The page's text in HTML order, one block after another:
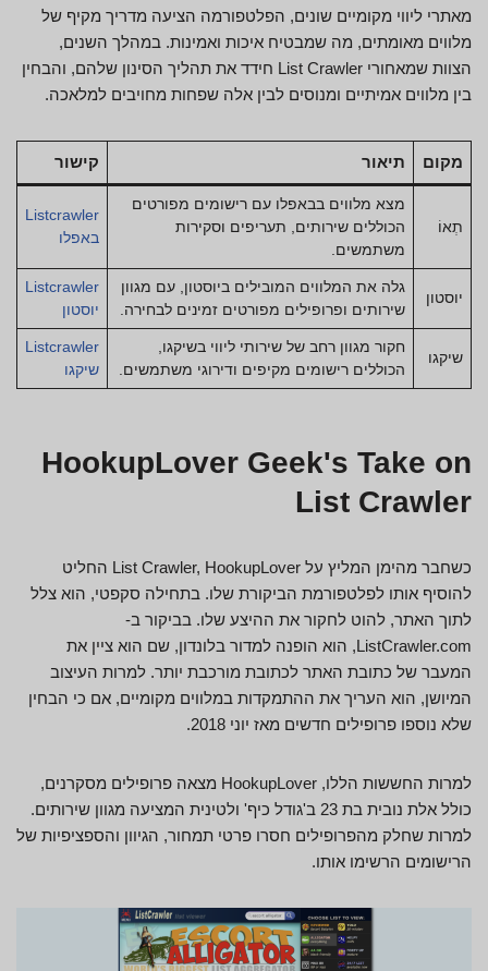
מאתרי ליווי מקומיים שונים, הפלטפורמה הציעה מדריך מקיף של
מלווים מאומתים, מה שמבטיח איכות ואמינות. במהלך השנים,
הצוות שמאחורי List Crawler חידד את תהליך הסינון שלהם, והבחין
בין מלווים אמיתיים ומנוסים לבין אלה שפחות מחויבים למלאכה.
מקום תיאור קישור
תְאוֹ
מצא מלווים בבאפלו עם רישומים מפורטים
הכוללים שירותים, תעריפים וסקירות
משתמשים.
Listcrawler
באפלו
יוסטון
גלה את המלווים המובילים ביוסטון, עם מגוון
שירותים ופרופילים מפורטים זמינים לבחירה.
Listcrawler
יוסטון
שיקגו
חקור מגוון רחב של שירותי ליווי בשיקגו,
הכוללים רישומים מקיפים ודירוגי משתמשים.
Listcrawler
שיקגו
HookupLover Geek's Take on
List Crawler
כשחבר מהימן המליץ על List Crawler, HookupLover החליט
להוסיף אותו לפלטפורמת הביקורת שלו. בתחילה סקפטי, הוא צלל
לתוך האתר, להוט לחקור את ההיצע שלו. בביקור ב-
ListCrawler.com, הוא הופנה למדור בלונדון, שם הוא ציין את
המעבר של כתובת האתר לכתובת מורכבת יותר. למרות העיצוב
המיושן, הוא העריך את ההתמקדות במלווים מקומיים, אם כי הבחין
שלא נוספו פרופילים חדשים מאז יוני 2018.
למרות החששות הללו, HookupLover מצאה פרופילים מסקרנים,
כולל אלת נובית בת 23 ב'גודל כיף' ולטינית המציעה מגוון שירותים.
למרות שחלק מהפרופילים חסרו פרטי תמחור, הגיוון והספציפיות של
הרישומים הרשימו אותו.